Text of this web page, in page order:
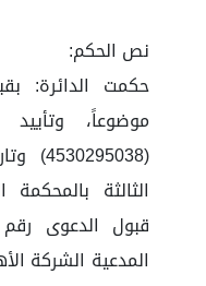
نص الحكم:
حكمت الدائرة:
موضوعاً،
الثالثة
المدعية الشركة